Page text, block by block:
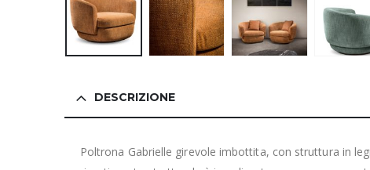
DESCRIZIONE
Poltrona Gabrielle girevole imbottita, con struttura in